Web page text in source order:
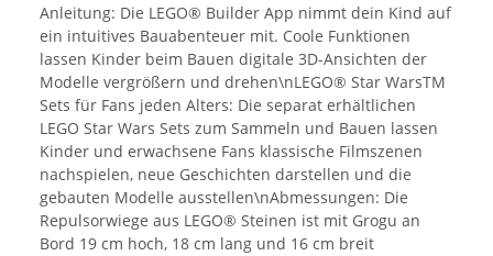
Anleitung: Die LEGO® Builder App nimmt dein Kind auf
ein intuitives Bauabenteuer mit. Coole Funktionen
lassen Kinder beim Bauen digitale 3D-Ansichten der
Modelle vergrößern und drehen\nLEGO® Star WarsTM
Sets für Fans jeden Alters: Die separat erhältlichen
LEGO Star Wars Sets zum Sammeln und Bauen lassen
Kinder und erwachsene Fans klassische Filmszenen
nachspielen, neue Geschichten darstellen und die
gebauten Modelle ausstellen\nAbmessungen: Die
Repulsorwiege aus LEGO® Steinen ist mit Grogu an
Bord 19 cm hoch, 18 cm lang und 16 cm breit